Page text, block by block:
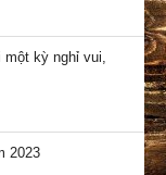
kỳ nghỉ vui,
2023